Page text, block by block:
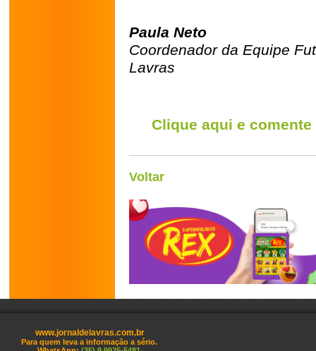
Paula Neto
Coordenador da Equipe
Lavras
Clique aqui e
Voltar
www.jornaldelavras.com.br
Para quem leva a informação a sério.